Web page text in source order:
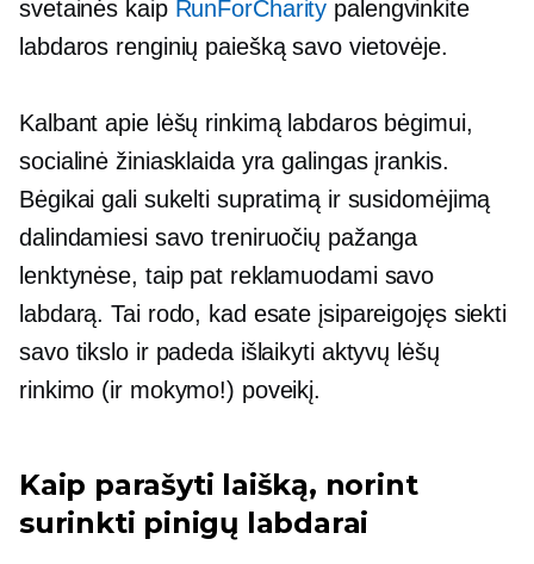
svetainės kaip RunForCharity palengvinkite
labdaros renginių paiešką savo vietovėje.
Kalbant apie lėšų rinkimą labdaros bėgimui,
socialinė žiniasklaida yra galingas įrankis.
Bėgikai gali sukelti supratimą ir susidomėjimą
dalindamiesi savo treniruočių pažanga
lenktynėse, taip pat reklamuodami savo
labdarą. Tai rodo, kad esate įsipareigojęs siekti
savo tikslo ir padeda išlaikyti aktyvų lėšų
rinkimo (ir mokymo!) poveikį.
Kaip parašyti laišką, norint
surinkti pinigų labdarai